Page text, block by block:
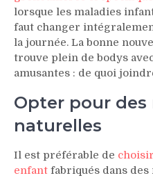
lorsque les maladies
faut changer
la journée. La bonne
trouve plein de bodys
amusantes : de quoi
Opter pour des
naturelles
Il est préférable de
enfant fabriqués dans